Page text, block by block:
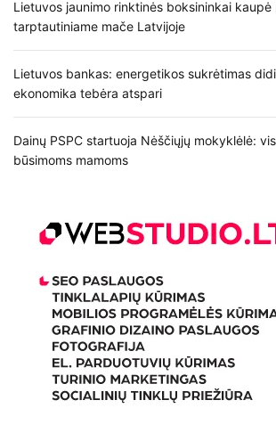
Lietuvos jaunimo rinktinės boksininkai
tarptautiniame mače Latvijoje
Lietuvos bankas: energetikos sukrėtimas
ekonomika tebėra atspari
Dainų PSPC startuoja Nėščiųjų mokyklėlė:
būsimoms mamoms